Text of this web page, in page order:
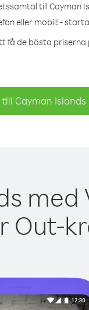
till Cayman
eller mobil! -
få de bästa priserna
Cayman Islands
med
Out-